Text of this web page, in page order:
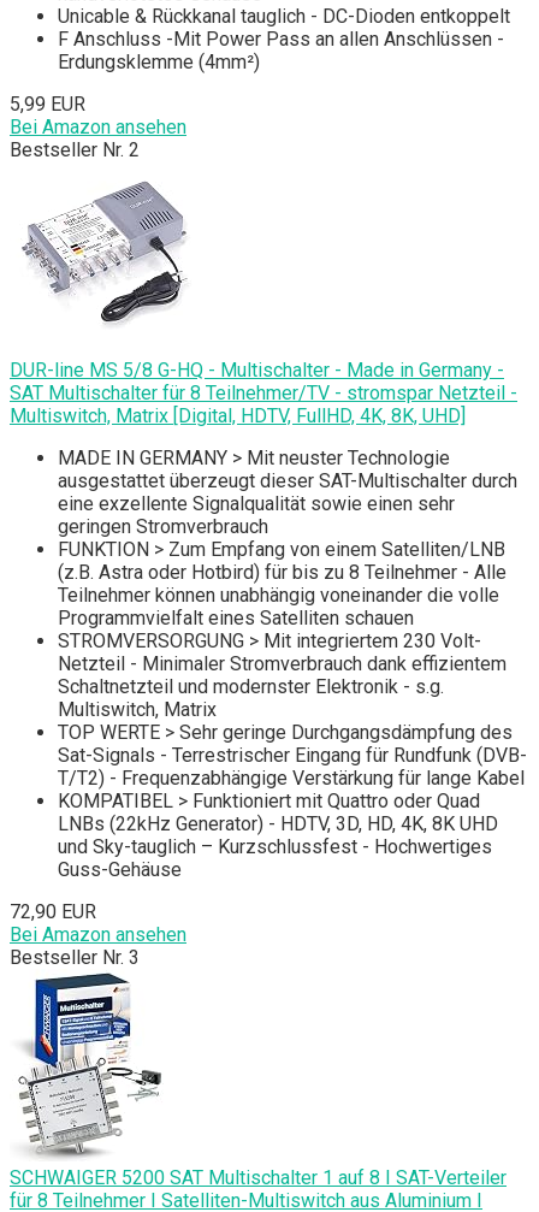
Unicable & Rückkanal tauglich - DC-Dioden entkoppelt
F Anschluss -Mit Power Pass an allen Anschlüssen -
Erdungsklemme (4mm²)
5,99 EUR
Bei Amazon ansehen
Bestseller Nr. 2
DUR-line MS 5/8 G-HQ - Multischalter - Made in Germany -
SAT Multischalter für 8 Teilnehmer/TV - stromspar Netzteil -
Multiswitch, Matrix [Digital, HDTV, FullHD, 4K, 8K, UHD]
MADE IN GERMANY > Mit neuster Technologie
ausgestattet überzeugt dieser SAT-Multischalter durch
eine exzellente Signalqualität sowie einen sehr
geringen Stromverbrauch
FUNKTION > Zum Empfang von einem Satelliten/LNB
(z.B. Astra oder Hotbird) für bis zu 8 Teilnehmer - Alle
Teilnehmer können unabhängig voneinander die volle
Programmvielfalt eines Satelliten schauen
STROMVERSORGUNG > Mit integriertem 230 Volt-
Netzteil - Minimaler Stromverbrauch dank effizientem
Schaltnetzteil und modernster Elektronik - s.g.
Multiswitch, Matrix
TOP WERTE > Sehr geringe Durchgangsdämpfung des
Sat-Signals - Terrestrischer Eingang für Rundfunk (DVB-
T/T2) - Frequenzabhängige Verstärkung für lange Kabel
KOMPATIBEL > Funktioniert mit Quattro oder Quad
LNBs (22kHz Generator) - HDTV, 3D, HD, 4K, 8K UHD
und Sky-tauglich – Kurzschlussfest - Hochwertiges
Guss-Gehäuse
72,90 EUR
Bei Amazon ansehen
Bestseller Nr. 3
SCHWAIGER 5200 SAT Multischalter 1 auf 8 I SAT-Verteiler
für 8 Teilnehmer I Satelliten-Multiswitch aus Aluminium I